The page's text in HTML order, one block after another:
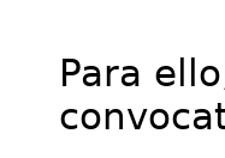
Para